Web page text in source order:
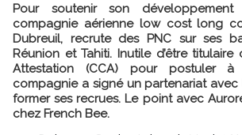
Pour soutenir son
compagnie aérienne low cost long
Dubreuil, recrute des PNC sur ses
Réunion et Tahiti. Inutile d’être
Attestation (CCA) pour postuler
compagnie a signé un partenariat avec
former ses recrues. Le point avec
chez French Bee.